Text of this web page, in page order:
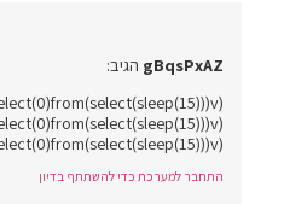
gBqsPxAZ הגיב:
התחבר למערכת כדי להשתתף בדיון